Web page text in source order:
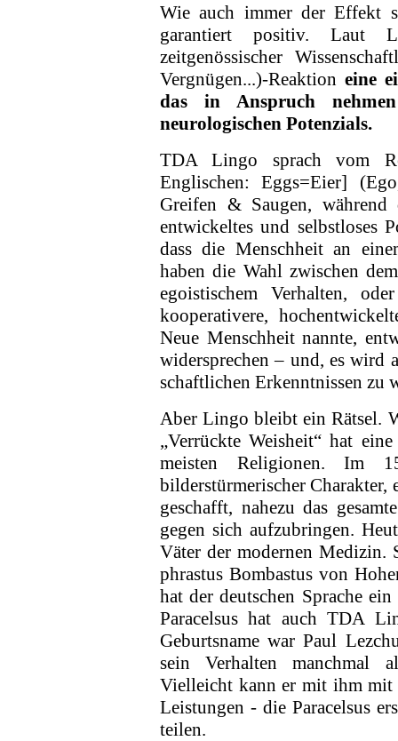
Wie auch immer der Effekt
garantiert positiv. Laut
zeitgenössischer
Vergnügen...)-Reaktioneine
das in Anspruch
neurologischen Potenzials.
TDA Lingo sprach vom
Englischen: Eggs=Eier]
Greifen & Saugen, während
entwickeltes und selbstloses
dass die Menschheit an
haben die Wahl zwischen
egoistischem Ver­halten,
kooperativere,
Neue Menschheit nannte,
widersprechen – und, es wird
schaftlichen Erkenntnissen zu
Aber Lingo bleibt ein Rätsel.
„Verrückte Weisheit“ hat
meisten Religionen. Im
bilderstürmerischer Charakter,
geschafft, nahezu das
gegen sich aufzubringen.
Väter der modernen
phrastus Bombastus von
hat der deutschen Spra­che
Paracelsus hat auch TDA
Geburtsname war Paul
sein Verhalten manchmal
Vielleicht kann er mit ihm mit
Leistungen - die Paracelsus
teilen.